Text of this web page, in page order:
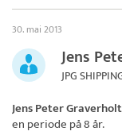
30. mai 2013
Jens
JPG
Jens Peter Graverholt
en periode på 8 år.